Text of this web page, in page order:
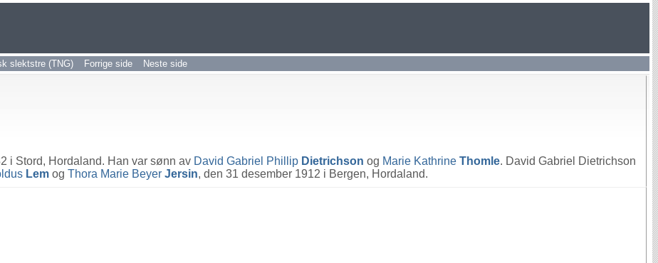
slektstre (TNG) Forrige side Neste side
i Stord, Hordaland. Han var sønn av David Gabriel Phillip Dietrichson og Marie Kathrine Thomle. David Gabriel Dietrichson
Lem og Thora Marie Beyer Jersin, den 31 desember 1912 i Bergen, Hordaland.